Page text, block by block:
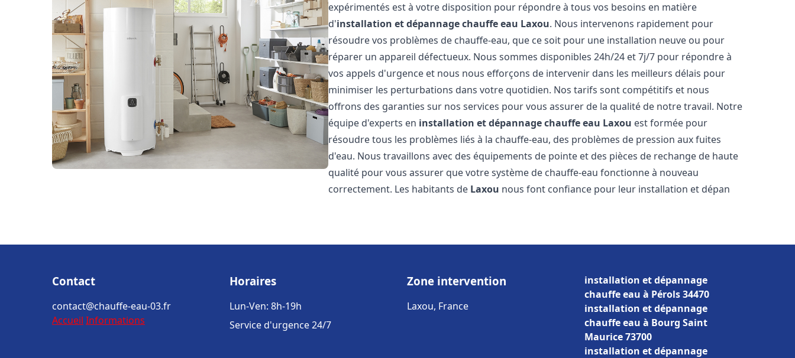
expérimentés est à votre disposition pour répondre à tous vos besoins en matière
d'installation et dépannage chauffe eau Laxou. Nous intervenons rapidement pour
résoudre vos problèmes de chauffe-eau, que ce soit pour une installation neuve ou pour
réparer un appareil défectueux. Nous sommes disponibles 24h/24 et 7j/7 pour répondre à
vos appels d'urgence et nous nous efforçons de intervenir dans les meilleurs délais pour
minimiser les perturbations dans votre quotidien. Nos tarifs sont compétitifs et nous
offrons des garanties sur nos services pour vous assurer de la qualité de notre travail. Notre
équipe d'experts en installation et dépannage chauffe eau Laxou est formée pour
résoudre tous les problèmes liés à la chauffe-eau, des problèmes de pression aux fuites
d'eau. Nous travaillons avec des équipements de pointe et des pièces de rechange de haute
qualité pour vous assurer que votre système de chauffe-eau fonctionne à nouveau
correctement. Les habitants de Laxou nous font confiance pour leur installation et dépan
Contact
contact@chauffe-eau-03.fr
Accueil Informations
Horaires
Lun-Ven: 8h-19h
Service d'urgence 24/7
Zone intervention
Laxou, France
installation et dépannage
chauffe eau à Pérols 34470
installation et dépannage
chauffe eau à Bourg Saint
Maurice 73700
installation et dépannage